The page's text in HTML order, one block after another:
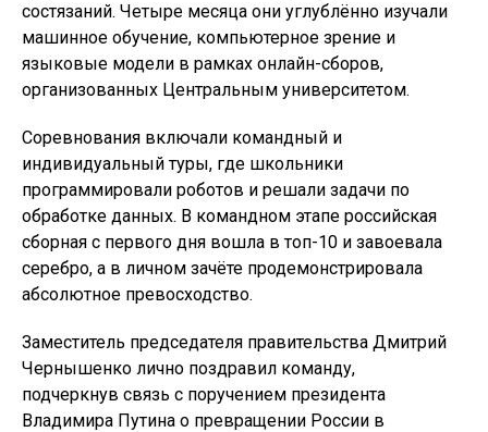
состязаний. Четыре месяца они углублённо изучали
машинное обучение, компьютерное зрение и
языковые модели в рамках онлайн-сборов,
организованных Центральным университетом.
Соревнования включали командный и
индивидуальный туры, где школьники
программировали роботов и решали задачи по
обработке данных. В командном этапе российская
сборная с первого дня вошла в топ-10 и завоевала
серебро, а в личном зачёте продемонстрировала
абсолютное превосходство.
Заместитель председателя правительства Дмитрий
Чернышенко лично поздравил команду,
подчеркнув связь с поручением президента
Владимира Путина о превращении России в